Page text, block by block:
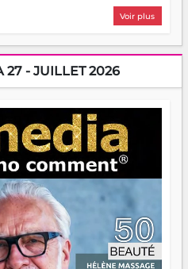
à créer, à risquer — souvent
mais toujours avec cette
vient de décrocher le
Miangaly Elia rafle le Prix
Alors oui, on pourrait
chez soi satisfait. Mais ce
essentielle. La fougue, ça
vite. Une flamme sans
qu'elle peut consumer. C'est
— pas pour reprendre le
où sont les récifs. Les jeunes
comme on dit. Ce
— c'est une question
mais aussi vos échecs.
— ils enseignent mieux que
la barque avance.
Voir plus
27 - JUILLET 2026